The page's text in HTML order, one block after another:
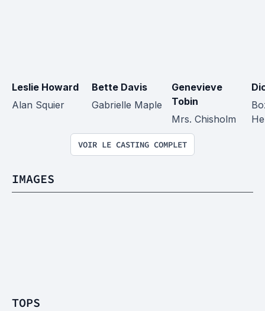
Leslie Howard
Alan Squier
Bette Davis
Gabrielle Maple
Genevieve
Tobin
Mrs. Chisholm
VOIR LE CASTING COMPLET
IMAGES
TOPS